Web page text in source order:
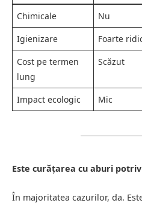
Chimicale Nu
Igienizare
Foarte
Cost pe termen
lung
Scăzut
Impact ecologic Mic
Este curățarea cu aburi
În majoritatea cazurilor, da.